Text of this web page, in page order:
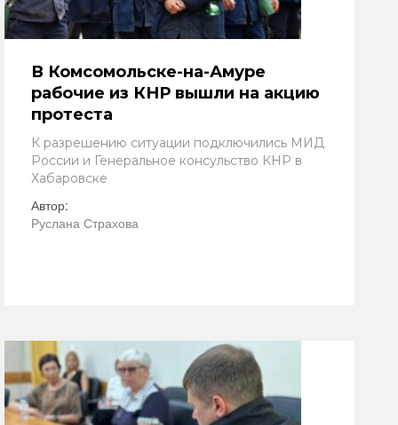
В Комсомольске-на-Амуре
рабочие из КНР вышли на акцию
протеста
К разрешению ситуации подключились МИД
России и Генеральное консульство КНР в
Хабаровске
Автор:
Руслана Страхова